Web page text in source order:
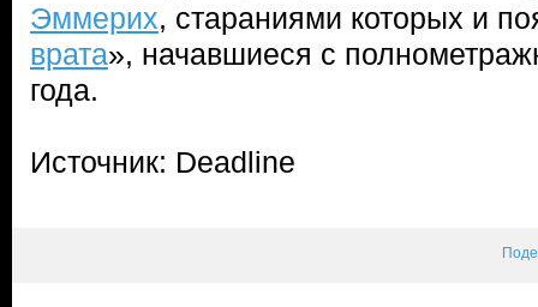
Эммерих, стараниями которых и
врата», начавшиеся с
года.
Источник: Deadline